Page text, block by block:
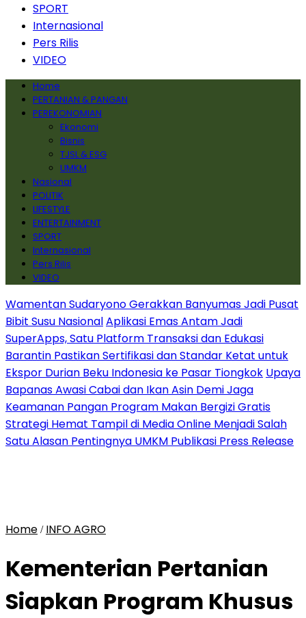
SPORT
Internasional
Pers Rilis
VIDEO
Home
PERTANIAN & PANGAN
PEREKONOMIAN
Ekonomi
Bisnis
TJSL & ESG
UMKM
Nasional
POLITIK
LIFESTYLE
ENTERTAINMENT
SPORT
Internasional
Pers Rilis
VIDEO
Wamentan Sudaryono Gerakkan Banyumas Jadi Pusat
Bibit Susu NasionalAplikasi Emas Antam Jadi
SuperApps, Satu Platform Transaksi dan Edukasi
Barantin Pastikan Sertifikasi dan Standar Ketat untuk
Ekspor Durian Beku Indonesia ke Pasar Tiongkok Upaya
Bapanas Awasi Cabai dan Ikan Asin Demi Jaga
Keamanan Pangan Program Makan Bergizi Gratis
Strategi Hemat Tampil di Media Online Menjadi Salah
Satu Alasan Pentingnya UMKM Publikasi Press Release
Home / INFO AGRO
Kementerian Pertanian
Siapkan Program Khusus